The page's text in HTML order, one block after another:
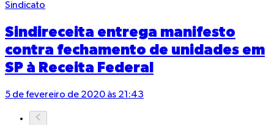
Sindicato
Sindireceita entrega manifesto
contra fechamento de unidades em
SP à Receita Federal
5 de fevereiro de 2020 às 21:43